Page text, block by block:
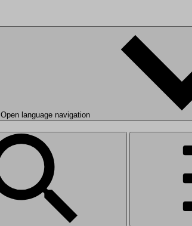
Open language navigation